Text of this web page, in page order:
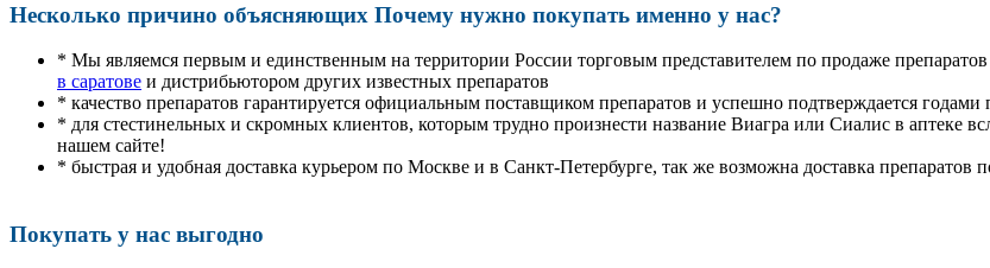
Несколько причино объясняющих Почему нужно покупать именно у нас?
* Мы являемся первым и единственным на территории России торговым представителем по продаже
в саратове и дистрибьютором других известных препаратов
* качество препаратов гарантируется официальным поставщиком препаратов и успешно подтверждается годами
* для стестинельных и скромных клиентов, которым трудно произнести название Виагра или Сиалис в аптеке
нашем сайте!
* быстрая и удобная доставка курьером по Москве и в Санкт-Петербурге, так же возможна доставка препаратов
Покупать у нас выгодно